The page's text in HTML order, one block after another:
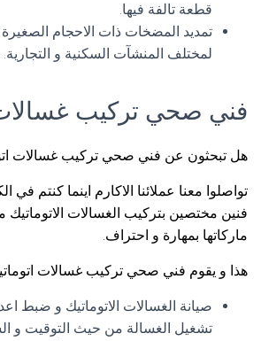
قطعة تالفة فيها.
تمديد المضخات ذات الاحجام الصغيرة
لمختلف المنشآت السكنية و التجارية.
فني صحي تركيب غسالات
هل تبحثون عن فني صحي تركيب غسالات
تواصلوا معنا عملائنا الاكارم اينما كنتم
فنين مختصين بتركيب الغسالات الاتوماتيك
ماركاتها بمهارة و احتراف.
هذا و يقوم فني صحي تركيب غسالات
صيانة الغسالات الاتوماتيك و ضبط
تشغيل الغسالة من حيث التوقيت و